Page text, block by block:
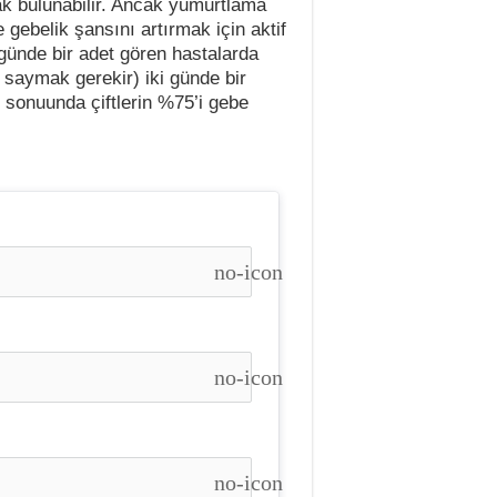
bulunabilir. Ancak yumurtlama
şansını artırmak için aktif
bir adet gören hastalarda
saymak gerekir) iki günde bir
çiftlerin %75’i gebe
no-icon
no-icon
no-icon